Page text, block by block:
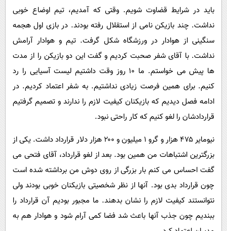
باید در شرایط قضاوت شویم. وقتی که آمدیم، تیم اوضاع خوبی
نداشت. چند بازیکن نامی از استقلال رفته بودند. در بازی اول هجمه
سنگینی از هوادار در ورزشگاه شکل گرفت. تیم و هوادار آرامش
نداشت. با آقای شفر صحبت کردیم و گفت این دو بازیکن را از مدت
ها پیش می خواستم. ما ۱۰ روز وقت داشتیم لیست آسیایی را رد
کنیم. برای همین فرصت زیادی نداشتیم. به شفر اعتماد کردیم. در
ادامه فصل دیدیم که بازیکنان کیفیت لازم را ندارند و تصمیم گرفتیم
قراردادشان را لغو کنیم که کار راحتی نبود.
نیومایر ۴۷۵ هزار و گرو ۱ میلیون و ۲۰۰ هزار دلار قرارداد داشت. یکی از
بزرگترین اشتباهات من همین بود. بعد از لغو قرارداد، آقای فتحی می
گفت احساس می کنم بار بزرگی از روی دوش من برداشته شده است
چون قرارداد بدی بود. آنها از نظر شخصیتی بازیکنان خوبی بودند ولی
نتوانستند کیفیت لازم را نشان بدهند. ما مجبور بودیم آن قرارداد را
ببندیم چون جذب آنها باعث شد فضا کمی آرام شود و هوادار هم به